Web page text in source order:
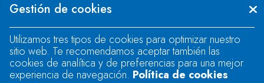
"text".
Se produjo un error al cargar el campo
"text".
Gestión de cookies
Utilizamos tres tipos de cookies para optimizar nuestro
sitio web. Te recomendamos aceptar también las
cookies de analítica y de preferencias para una mejor
experiencia de navegación. Política de cookies